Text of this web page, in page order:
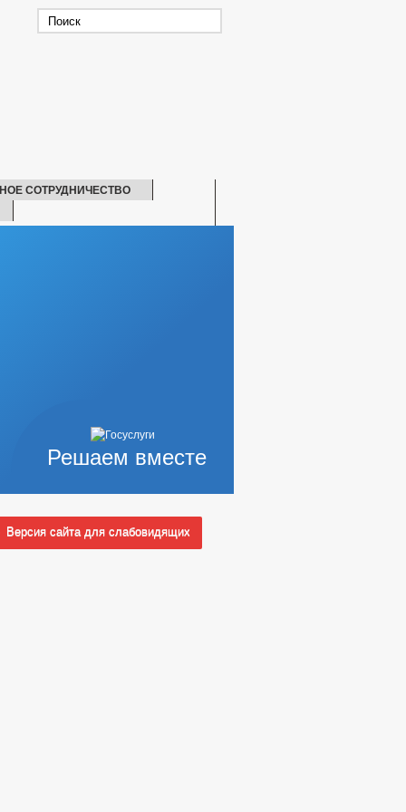
СОТРУДНИЧЕСТВО
ОТСРОЧКАХ, РАССРОЧКАХ
Решаем вместе
Версия сайта для слабовидящих